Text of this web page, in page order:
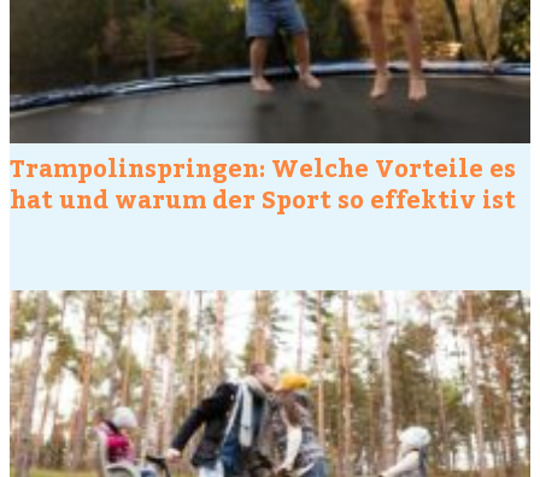
Trampolinspringen: Welche Vorteile es
hat und warum der Sport so effektiv ist